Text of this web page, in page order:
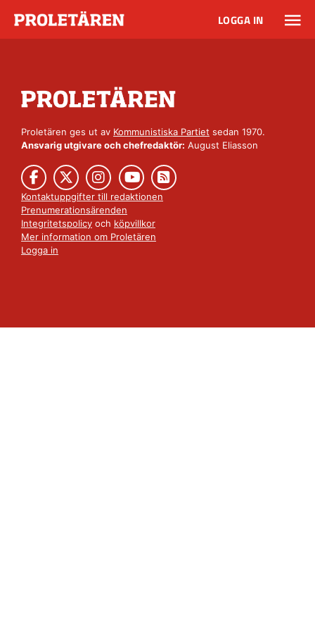
LOGGA IN
Proletären ges ut av Kommunistiska Partiet sedan 1970.
Ansvarig utgivare och chefredaktör: August Eliasson
Kontaktuppgifter till redaktionen
Prenumerationsärenden
Integritetspolicy och köpvillkor
Mer information om Proletären
Logga in